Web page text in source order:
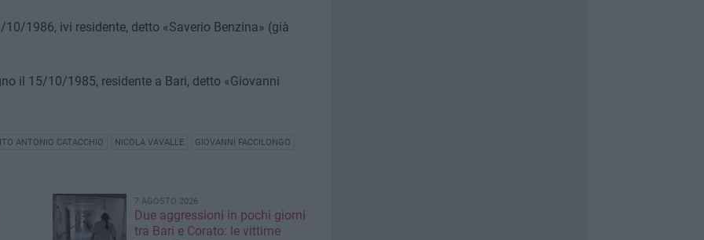
1986, ivi residente, detto «Saverio Benzina» (già
il 15/10/1985, residente a Bari, detto «Giovanni
ANTONIO CATACCHIO NICOLA VAVALLE
GIOVANNI FACCILONGO
7 AGOSTO 2026
Due aggressioni in pochi giorni
tra Bari e Corato: le vittime